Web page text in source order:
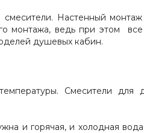
Настенный
монтажа, ведь при этом
душевых кабин.
Смесители для
и горячая, и холодная